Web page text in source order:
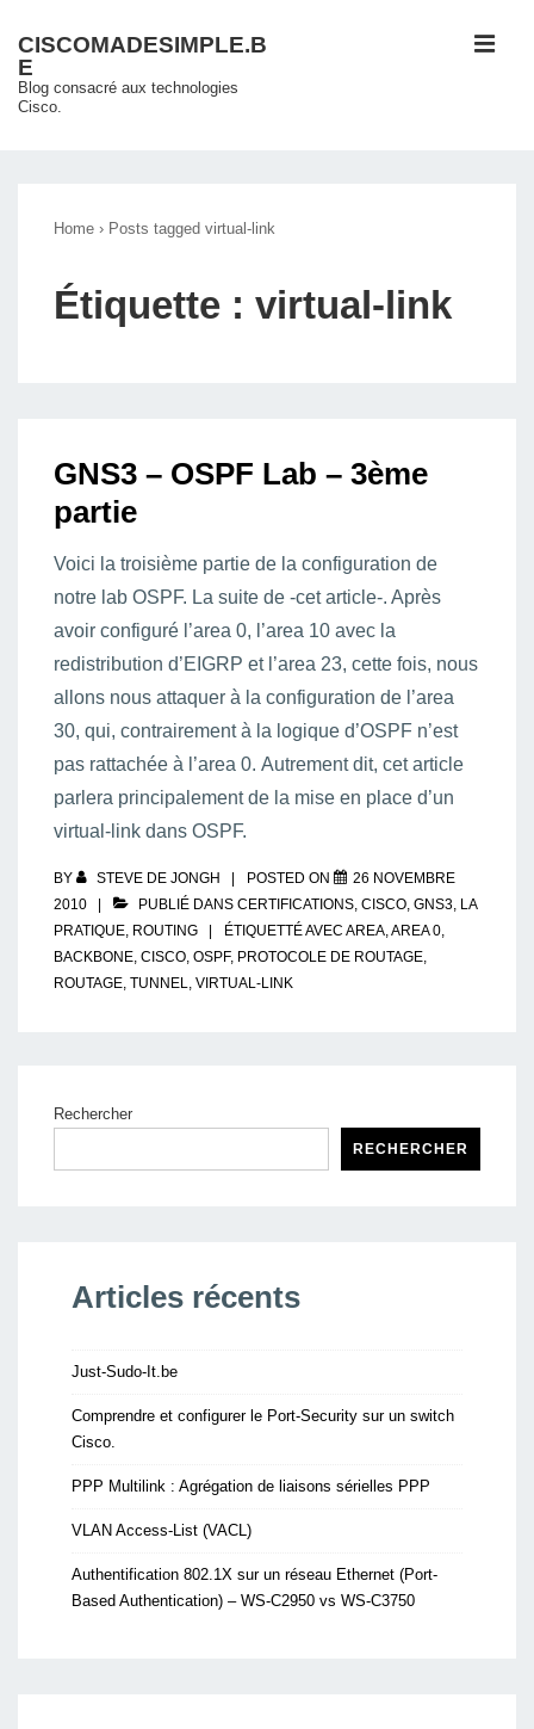
passer
au
contenu
CISCOMADESIMPLE.B
E
Blog consacré aux technologies
Cisco.
Home › Posts tagged virtual-link
Étiquette : virtual-link
GNS3 – OSPF Lab – 3ème
partie
Voici la troisième partie de la configuration de
notre lab OSPF. La suite de -cet article-. Après
avoir configuré l’area 0, l’area 10 avec la
redistribution d’EIGRP et l’area 23, cette fois, nous
allons nous attaquer à la configuration de l’area
30, qui, contrairement à la logique d’OSPF n’est
pas rattachée à l’area 0. Autrement dit, cet article
parlera principalement de la mise en place d’un
virtual-link dans OSPF.
BY STEVE DE JONGH POSTED ON
26 NOVEMBRE
2010
PUBLIÉ DANS CERTIFICATIONS, CISCO, GNS3, LA
PRATIQUE, ROUTING ÉTIQUETTÉ AVEC AREA,AREA 0,
BACKBONE, CISCO, OSPF, PROTOCOLE DE ROUTAGE,
ROUTAGE, TUNNEL, VIRTUAL-LINK
Rechercher
RECHERCHER
Articles récents
Just-Sudo-It.be
Comprendre et configurer le Port-Security sur un switch
Cisco.
PPP Multilink : Agrégation de liaisons sérielles PPP
VLAN Access-List (VACL)
Authentification 802.1X sur un réseau Ethernet (Port-
Based Authentication) – WS-C2950 vs WS-C3750